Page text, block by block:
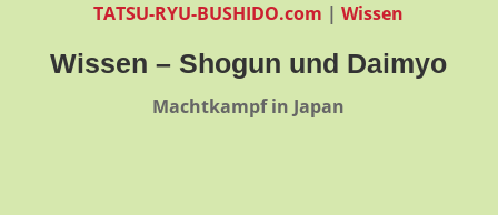
TATSU-RYU-BUSHIDO.com | Wissen
Wissen – Shogun und Daimyo
Machtkampf in Japan